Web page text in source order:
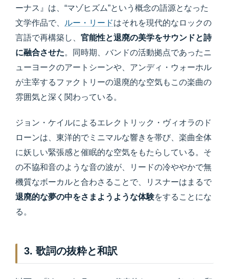
ーナス』は、“マゾヒズム”という概念の語源となった
文学作品で、
ルー・リードはそれを現代的なロックの
言語で再構築し、 官能性と退廃の美学をサウンドと詩
に融合させた。同時期、バンドの活動拠点であったニ
ューヨークのアートシーンや、アンディ・ウォーホル
が主宰するファクトリーの退廃的な空気もこの楽曲の
雰囲気と深く関わっている。
ジョン・ケイルによるエレクトリック・ヴィオラのド
ローンは、東洋的でミニマルな響きを帯び、楽曲全体
に妖しい緊張感と催眠的な空気をもたらしている。そ
の不協和音のような音の波が、リードの冷ややかで無
機質なボーカルと合わさることで、リスナーはまるで
退廃的な夢の中をさまようような体験をすることにな
る。
3. 歌詞の抜粋と和訳